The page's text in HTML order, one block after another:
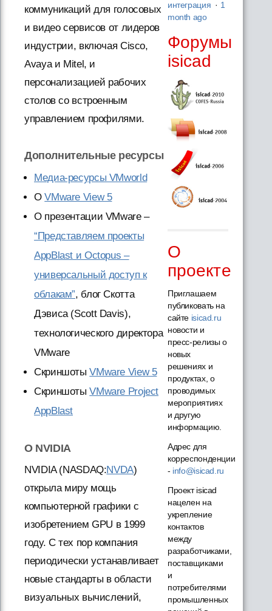
коммуникаций для голосовых
и видео сервисов от лидеров
индустрии, включая Cisco,
Avaya и Mitel, и
персонализацией рабочих
столов со встроенным
управлением профилями.
Дополнительные ресурсы
Медиа-ресурсы VMworld
ОVMware View 5
О презентации VMware –
“Представляем проекты
AppBlast и Octopus –
универсальный доступ к
облакам”, блог Скотта
Дэвиса (Scott Davis),
технологического директора
VMware
СкриншотыVMware View 5
СкриншотыVMware Project
AppBlast
О NVIDIA
NVIDIA (NASDAQ:NVDA)
открыла миру мощь
компьютерной графики с
изобретением GPU в 1999
году. С тех пор компания
периодически устанавливает
новые стандарты в области
визуальных вычислений,
интеграция · 1
month ago
Форумы
isicad
О
проекте
Приглашаем
публиковать на
сайте isicad.ru
новости и
пресс-релизы о
новых
решениях и
продуктах, о
проводимых
мероприятиях
и другую
информацию.
Адрес для
корреспонденции
- info@isicad.ru
Проект isicad
нацелен на
укрепление
контактов
между
разработчиками,
поставщиками
и
потребителями
промышленных